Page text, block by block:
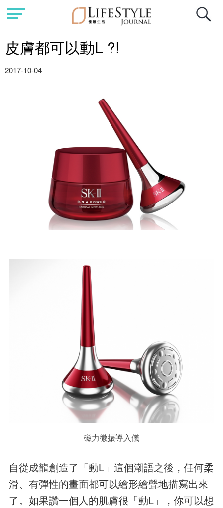
皮膚都可以動L ?!
2017-10-04
磁力微振導入儀
自從成龍創造了「動L」這個潮語之後，任何柔
滑、有彈性的畫面都可以繪形繪聲地描寫出來
了。如果讚一個人的肌膚很「動L」，你可以想